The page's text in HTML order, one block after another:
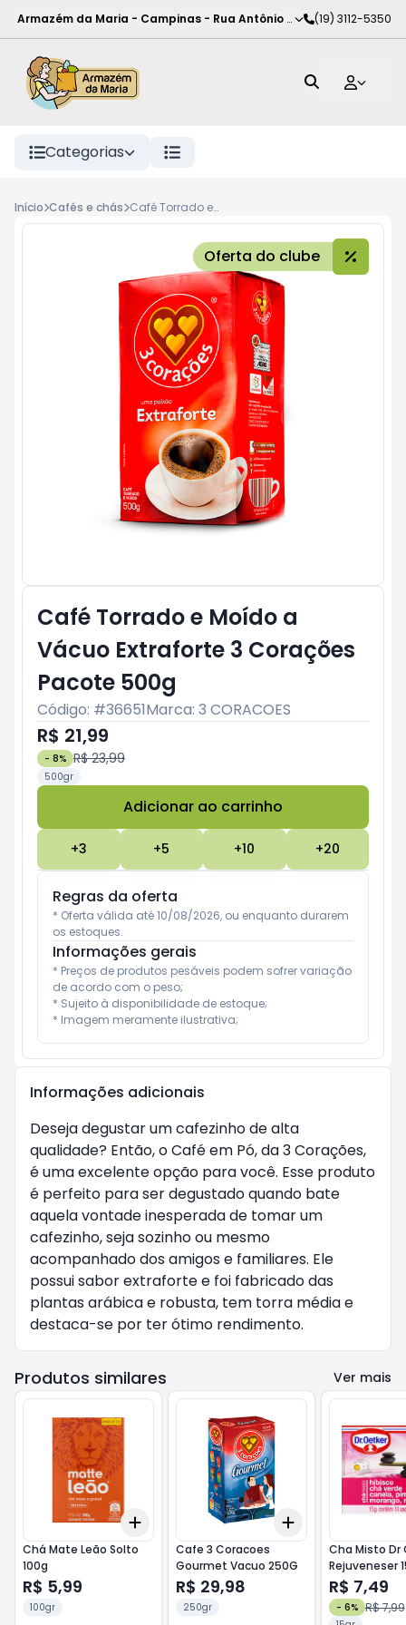
Armazém da Maria - Campinas - Rua Antônio Rodrigues de
(19) 3112-5350
Categorias
Início Cafés e chás Café Torrado e Moído a Vácuo Extraforte 3 Corações Pacote 500g
Oferta do clube
Café Torrado e Moído a
Vácuo Extraforte 3 Corações
Pacote 500g
Código: #36651Marca: 3 CORACOES
R$ 21,99
- 8% R$ 23,99
500gr
Adicionar ao carrinho
+3 +5 +10 +20
Regras da oferta
* Oferta válida até 10/08/2026, ou enquanto durarem
os estoques.
Informações gerais
* Preços de produtos pesáveis podem sofrer variação
de acordo com o peso;
* Sujeito à disponibilidade de estoque;
* Imagem meramente ilustrativa;
Informações adicionais
Deseja degustar um cafezinho de alta
qualidade? Então, o Café em Pó, da 3 Corações,
é uma excelente opção para você. Esse produto
é perfeito para ser degustado quando bate
aquela vontade inesperada de tomar um
cafezinho, seja sozinho ou mesmo
acompanhado dos amigos e familiares. Ele
possui sabor extraforte e foi fabricado das
plantas arábica e robusta, tem torra média e
destaca-se por ter ótimo rendimento.
Produtos similares Ver mais
+10
Add
Chá Mate Leão Solto
100g
R$ 5,99
100gr
Add
Cafe 3 Coracoes
Gourmet Vacuo 250G
R$ 29,98
250gr
Cha Misto Dr
Rejuveneser
R$ 7,49
- 6% R$ 7,99